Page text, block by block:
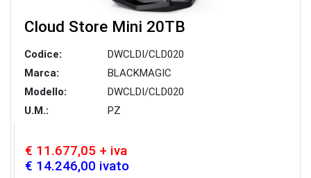
Cloud Store Mini 20TB
Codice:
DWCLDI/CLD020
Marca:
BLACKMAGIC
Modello:
DWCLDI/CLD020
U.M.:
PZ
€ 11.677,05 + iva
€ 14.246,00 ivato